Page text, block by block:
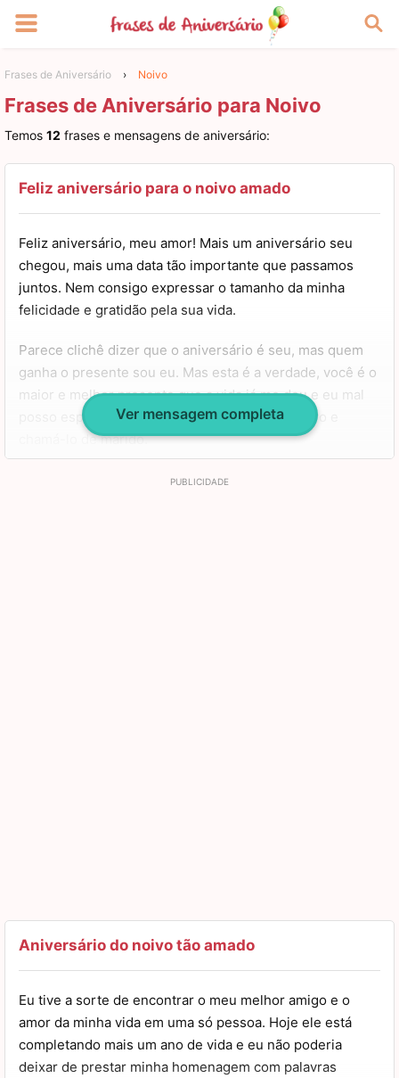
Frases de Aniversário › Noivo
Frases de Aniversário para Noivo
Temos 12 frases e mensagens de aniversário:
Feliz aniversário para o noivo amado
Feliz aniversário, meu amor! Mais um aniversário seu
chegou, mais uma data tão importante que passamos
juntos. Nem consigo expressar o tamanho da minha
felicidade e gratidão pela sua vida.
Parece clichê dizer que o aniversário é seu, mas quem
ganha o presente sou eu. Mas esta é a verdade, você é o
maior e melhor presente que a vida já me deu e eu mal
posso esperar para deixar de te chamar de noivo e
chamá-lo de marido.
Quero passar o resto da vida ao seu lado e celebrar
Ver mensagem completa
Aniversário do noivo tão amado
Eu tive a sorte de encontrar o meu melhor amigo e o
amor da minha vida em uma só pessoa. Hoje ele está
completando mais um ano de vida e eu não poderia
deixar de prestar minha homenagem com palavras